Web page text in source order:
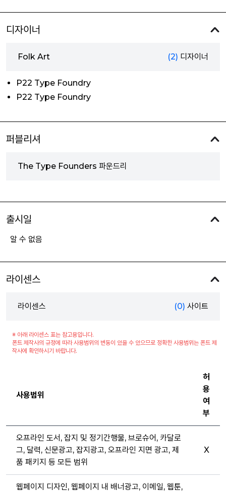
디자이너
Folk Art (2) 디자이너
P22 Type Foundry
P22 Type Foundry
퍼블리셔
The Type Founders 파운드리
출시일
알 수 없음
라이센스
라이센스 (0) 사이트
※ 아래 라이센스 표는 참고용입니다.
폰트 제작사의 규정에 따라 사용범위의 변동이 있을 수 있으므로 정확한 사용범위는 폰트 제
작사에 확인하시기 바랍니다.
사용범위
허
용
여
부
오프라인 도서, 잡지 및 정기간행물, 브로슈어, 카달로
그, 달력, 신문광고, 잡지광고, 오프라인 지면 광고, 제
품 패키지 등 모든 범위
X
웹페이지 디자인, 웹페이지 내 배너광고, 이메일, 웹툰,